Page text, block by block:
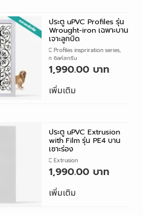
ประตู uPVC Profiles inspriration series,
ประตูกระจก ซิลค์สกรีน
ประตู uPVC Profiles รุ่น
Wrought-iron เฉพาะบาน
เจาะลูกบิด
1,990.00
เพิ่มเติม
ประตู uPVC Extrusion
ประตู uPVC Extrusion
with Film รุ่น PE4 บาน
เซาะร่อง
1,990.00
เพิ่มเติม